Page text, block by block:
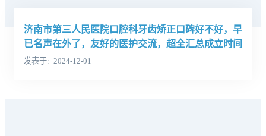
济南市第三人民医院口腔科牙齿矫正口碑好不好，早
已名声在外了，友好的医护交流，超全汇总成立时间
发表于 2024-12-01